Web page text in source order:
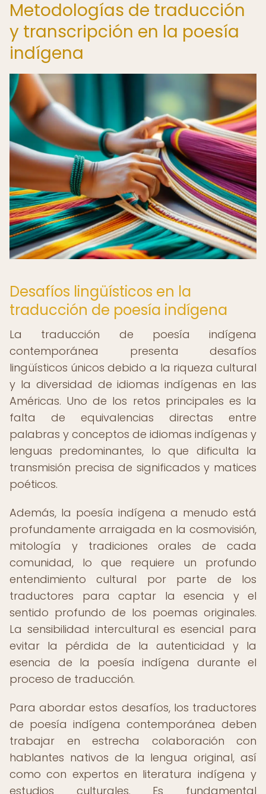
Metodologías de traducción
y transcripción en la poesía
indígena
Desafíos lingüísticos en la
traducción de poesía indígena
La traducción de poesía indígena
contemporánea presenta desafíos
lingüísticos únicos debido a la riqueza cultural
y la diversidad de idiomas indígenas en las
Américas. Uno de los retos principales es la
falta de equivalencias directas entre
palabras y conceptos de idiomas indígenas y
lenguas predominantes, lo que dificulta la
transmisión precisa de significados y matices
poéticos.
Además, la poesía indígena a menudo está
profundamente arraigada en la cosmovisión,
mitología y tradiciones orales de cada
comunidad, lo que requiere un profundo
entendimiento cultural por parte de los
traductores para captar la esencia y el
sentido profundo de los poemas originales.
La sensibilidad intercultural es esencial para
evitar la pérdida de la autenticidad y la
esencia de la poesía indígena durante el
proceso de traducción.
Para abordar estos desafíos, los traductores
de poesía indígena contemporánea deben
trabajar en estrecha colaboración con
hablantes nativos de la lengua original, así
como con expertos en literatura indígena y
estudios culturales. Es fundamental